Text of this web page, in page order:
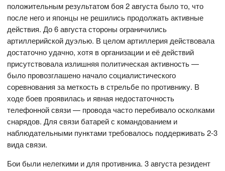
положительным результатом боя 2 августа было то, что
после него и японцы не решились продолжать активные
действия. До 6 августа стороны ограничились
артиллерийской дуэлью. В целом артиллерия действовала
достаточно удачно, хотя в организации и её действий
присутствовала излишняя политическая активность —
было провозглашено начало социалистического
соревнования за меткость в стрельбе по противнику. В
ходе боев проявилась и явная недостаточность
телефонной связи — провода часто перебивало осколками
снарядов. Для связи батарей с командованием и
наблюдательными пунктами требовалось поддерживать 2-3
вида связи.
Бои были нелегкими и для противника. 3 августа резидент